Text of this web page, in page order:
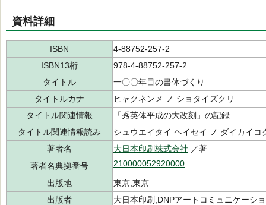
資料詳細
ISBN
4-88752-257-2
ISBN13桁
978-4-88752-257-2
タイトル
一〇〇年目の書体づくり
タイトルカナ
ヒャクネンメ ノ ショタイズクリ
タイトル関連情報
「秀英体平成の大改刻」の記録
タイトル関連情報読み
シュウエイタイ ヘイセイ ノ ダイカイコ
著者名
大日本印刷株式会社 ／著
著者名典拠番号
210000052920000
出版地
東京,東京
出版者
大日本印刷,DNPアートコミュニケーシ